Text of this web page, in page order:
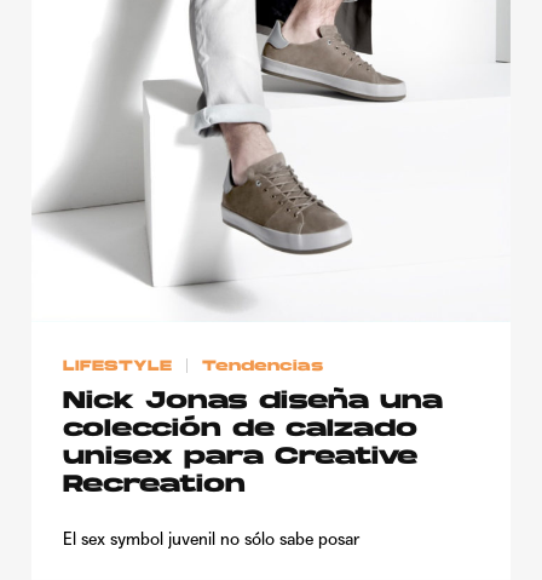
© 2015-2022 UMOMAG. PROPIEDAD DE UMO agency. TODOS LOS
DERECHOS RESERVADOS.
LIFESTYLE Tendencias
Nick Jonas diseña una
colección de calzado
unisex para Creative
Recreation
El sex symbol juvenil no sólo sabe posar